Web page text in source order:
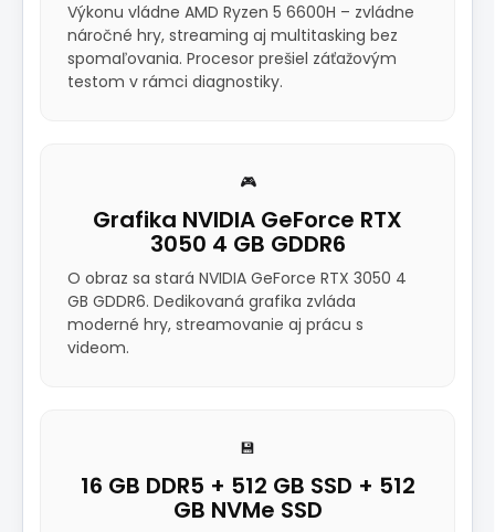
Výkonu vládne AMD Ryzen 5 6600H – zvládne
náročné hry, streaming aj multitasking bez
spomaľovania. Procesor prešiel záťažovým
testom v rámci diagnostiky.
🎮
Grafika NVIDIA GeForce RTX
3050 4 GB GDDR6
O obraz sa stará NVIDIA GeForce RTX 3050 4
GB GDDR6. Dedikovaná grafika zvláda
moderné hry, streamovanie aj prácu s
videom.
💾
16 GB DDR5 + 512 GB SSD + 512
GB NVMe SSD